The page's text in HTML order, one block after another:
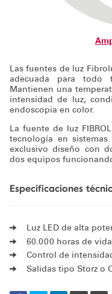
Las fuentes de luz
adecuada para todo
Mantienen una
intensidad de luz,
endoscopia en color.
La fuente de luz
tecnología en
exclusivo diseño con
dos equipos
Especificaciones
Luz LED de alta
60.000 horas de
Control de
Salidas tipo Storz o